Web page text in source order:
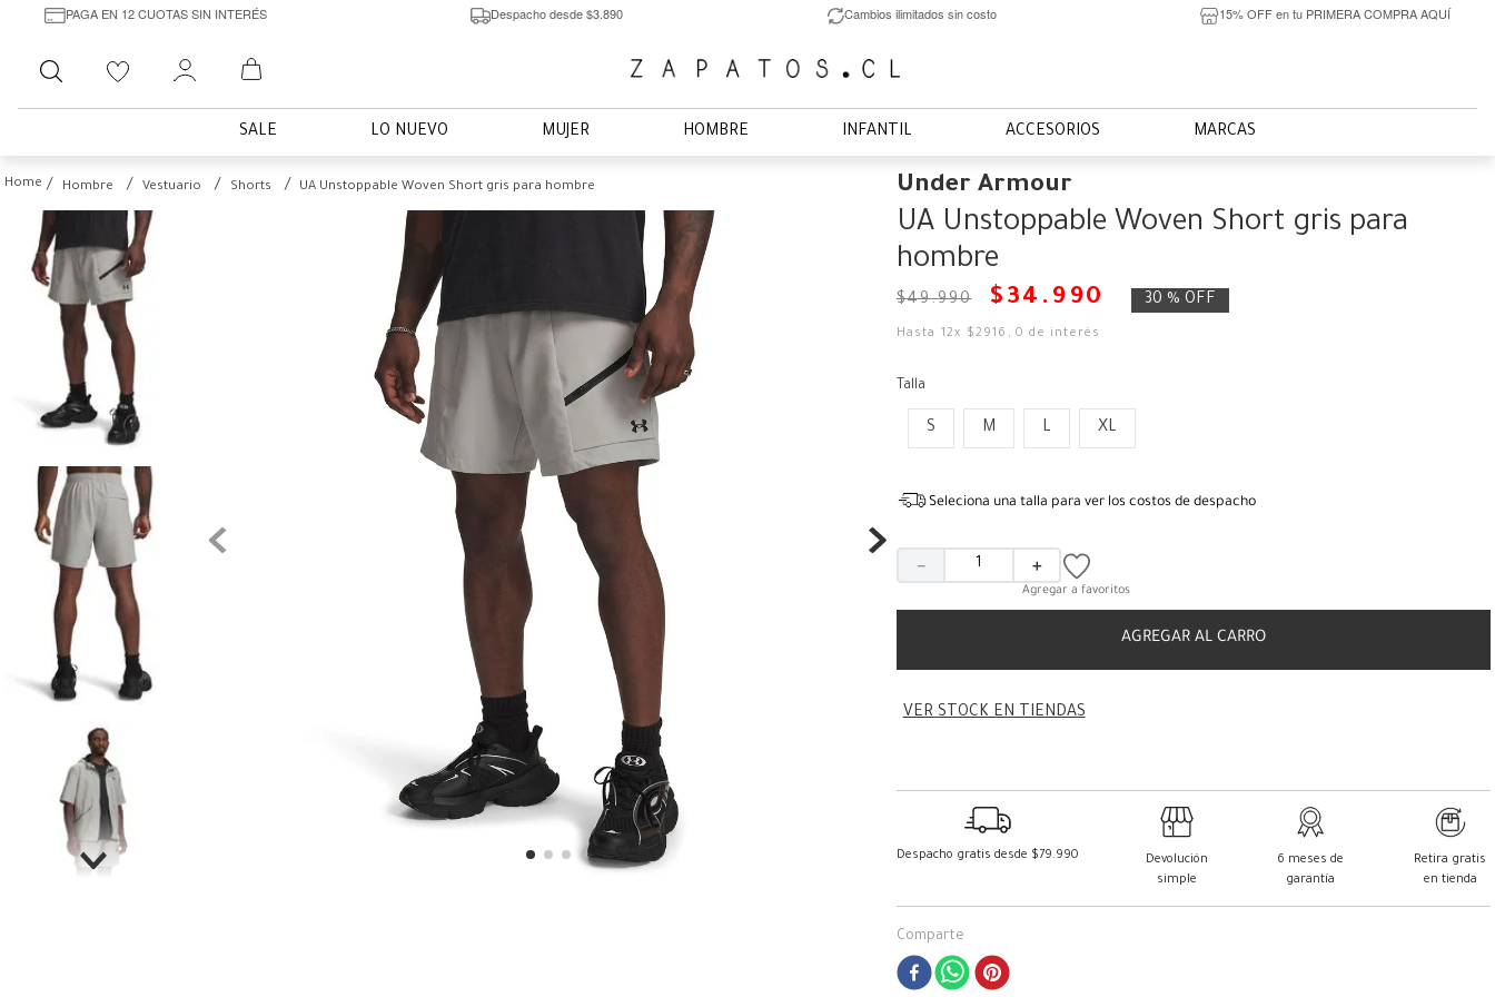
PAGA EN 12 CUOTAS SIN INTERÉS Despacho desde $3.890 Cambios ilimitados sin costo 15% OFF en tu PRIMERA COMPRA AQUÍ
Buscar
SALE LO NUEVO MUJER HOMBRE INFANTIL ACCESORIOS MARCAS
Hombre Vestuario Shorts UA Unstoppable Woven Short gris para hombre Under Armour
UA Unstoppable Woven Short gris para
hombre
$49.990 $ 34 . 990 30 % OFF
Hasta 12x $2916 ,0 de interés
Talla
S M L XL
Seleciona una talla para ver los costos de despacho
＋
－
AGREGAR AL CARRO
VER STOCK EN TIENDAS
Despacho gratis desde $79.990
Devolución
simple
6 meses de
garantía
Retira gratis
en tienda
Comparte